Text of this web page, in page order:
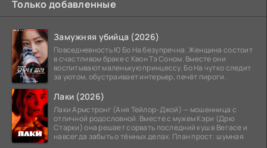
Только добавленные
Замужняя убийца (2026)
Повседневность Ю Бо На безупречна. Женщина состоит
в счастливом браке с Квон Тэ Соном. Вместе они
воспитывают маленькую принцессу. Бо На чутко следит
за уютом, обустраивает интерьер, печёт пироги.
Лаки (2026)
Лаки Армстронг (Аня Тейлор-Джой) — мошенница с
отличной родословной. Вместе с мужем Кэри (Дрю
Старки) она решает сорвать последний куш в Вегасе и
навсегда забыть о тёмных делах. План прост: шумная